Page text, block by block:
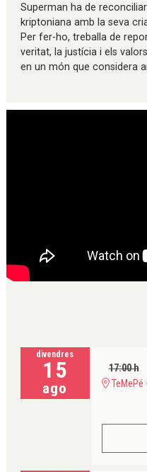
Superman ha de
kriptoniana amb la seva
Per fer-ho, treballa de
veritat, la justícia i els
en un món que considera
divendres
15
ago
17:00 h
TeMePé